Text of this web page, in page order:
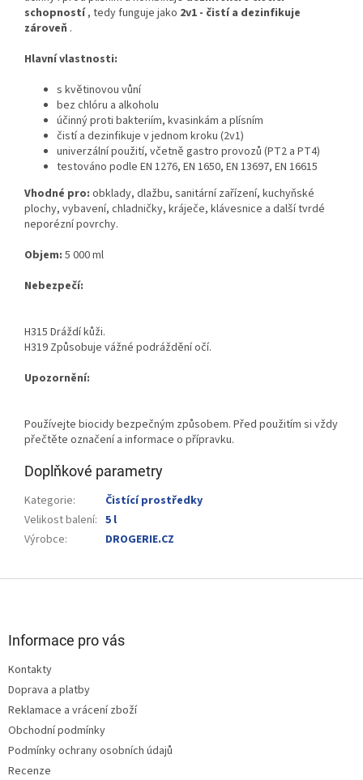
schopností , tedy funguje jako 2v1 - čistí a dezinfikuje
zároveň .
Hlavní vlastnosti:
s květinovou vůní
bez chlóru a alkoholu
účinný proti bakteriím, kvasinkám a plísním
čistí a dezinfikuje v jednom kroku (2v1)
univerzální použití, včetně gastro provozů (PT2 a PT4)
testováno podle EN 1276, EN 1650, EN 13697, EN 16615
Vhodné pro: obklady, dlažbu, sanitární zařízení, kuchyňské
plochy, vybavení, chladničky, kráječe, klávesnice a další tvrdé
neporézní povrchy.
Objem: 5 000 ml
Nebezpečí:
H315 Dráždí kůži.
H319 Způsobuje vážné podráždění očí.
Upozornění:
Používejte biocidy bezpečným způsobem. Před použitím si vždy
přečtěte označení a informace o přípravku.
Doplňkové parametry
Kategorie:
Čistící prostředky
Velikost balení: 5 l
Výrobce: DROGERIE.CZ
Informace pro vás
Kontakty
Doprava a platby
Reklamace a vrácení zboží
Obchodní podmínky
Podmínky ochrany osobních údajů
Recenze